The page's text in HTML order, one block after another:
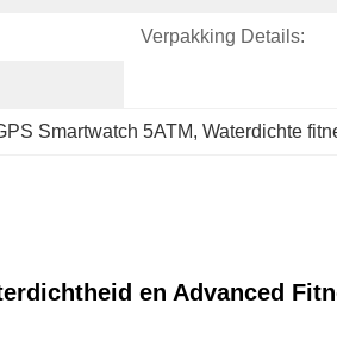
Verpakking Details:
Smartwatch 5ATM, Waterdichte
en Advanced